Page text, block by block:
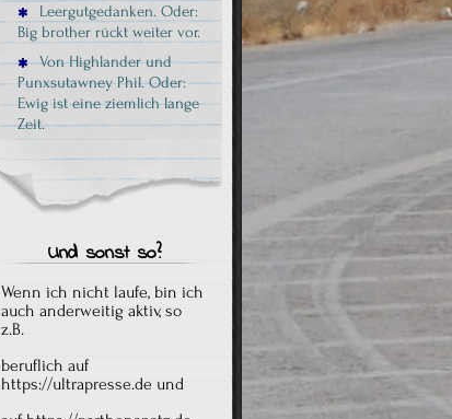
Leergutgedanken. Oder:
Big brother rückt weiter vor.
Von Highlander und
Punxsutawney Phil. Oder:
Ewig ist eine ziemlich lange
Zeit.
Und sonst so?
Wenn ich nicht laufe, bin ich
auch anderweitig aktiv, so
z.B.
beruflich auf
https://ultrapresse.de und